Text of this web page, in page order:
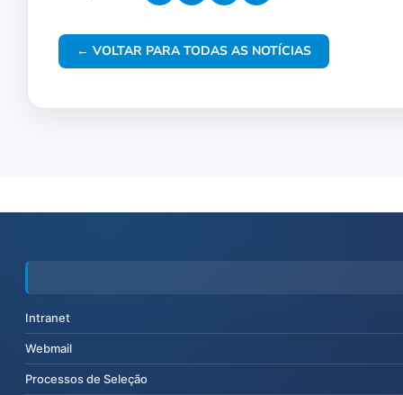
← VOLTAR PARA TODAS AS NOTÍCIAS
Intranet
Webmail
Processos de Seleção